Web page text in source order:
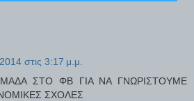
στις 3:17 μ.μ.
ΣΤΟ ΦΒ ΓΙΑ ΝΑ ΓΝΩΡΙΣΤΟΥΜΕ
ΣΧΟΛΕΣ